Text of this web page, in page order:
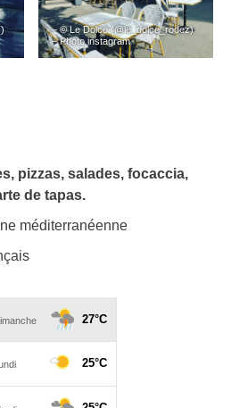
– © Le Dolce (@le_dolce_rodez)
– Photo instagram
pizzas, salades, focaccia,
de tapas.
méditerranéenne